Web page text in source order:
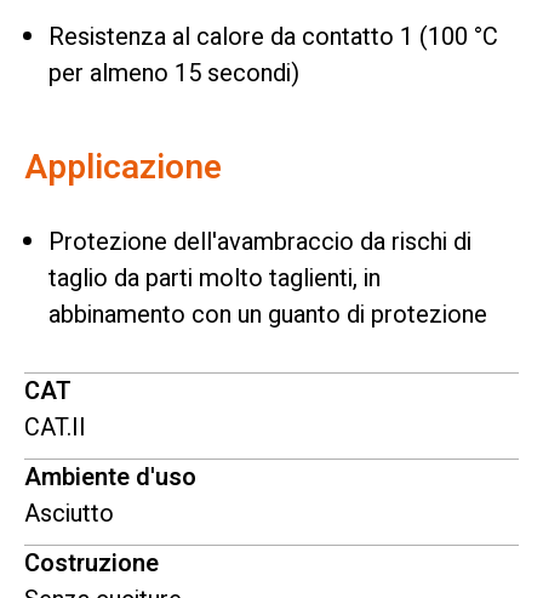
Resistenza al calore da contatto 1 (100 °C
per almeno 15 secondi)
Applicazione
Protezione dell'avambraccio da rischi di
taglio da parti molto taglienti, in
abbinamento con un guanto di protezione
CAT
CAT.II
Ambiente d'uso
Asciutto
Costruzione